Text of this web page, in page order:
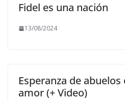
Fidel es una nación
13/08/2024
Esperanza de
amor (+ Video)